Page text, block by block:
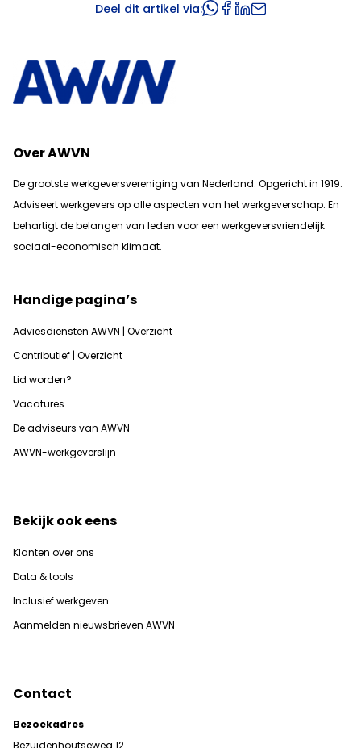
Deel dit artikel via:
Over AWVN
De grootste werkgeversvereniging van Nederland. Opgericht in 1919.
Adviseert werkgevers op alle aspecten van het werkgeverschap. En
behartigt de belangen van leden voor een werkgeversvriendelijk
sociaal-economisch klimaat.
Handige pagina’s
Adviesdiensten AWVN | Overzicht
Contributief | Overzicht
Lid worden?
Vacatures
De adviseurs van AWVN
AWVN-werkgeverslijn
Bekijk ook eens
Klanten over ons
Data & tools
Inclusief werkgeven
Aanmelden nieuwsbrieven AWVN
Contact
Bezoekadres
Bezuidenhoutseweg 12